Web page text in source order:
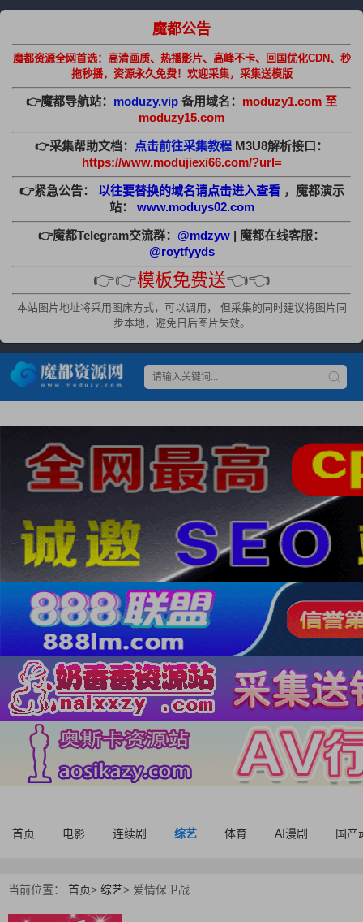
魔都公告
魔都资源全网首选：高清画质、热播影片、高峰不卡、回国优化CDN、秒
拖秒播，资源永久免费！欢迎采集，采集送模版
👉魔都导航站： moduzy.vip 备用域名： moduzy1.com 至
moduzy15.com
👉采集帮助文档： 点击前往采集教程 M3U8解析接口：
https://www.modujiexi66.com/?url=
👉紧急公告： 以往要替换的域名请点击进入查看 ，魔都演示
站：
www.moduys02.com
👉魔都Telegram交流群： @mdzyw | 魔都在线客服：
@roytfyyds
👉👉模板免费送👈👈
本站图片地址将采用图床方式，可以调用， 但采集的同时建议将图片同
步本地，避免日后图片失效。
首页 电影 连续剧 综艺 体育 AI漫剧 国产
当前位置： 首页> 综艺> 爱情保卫战